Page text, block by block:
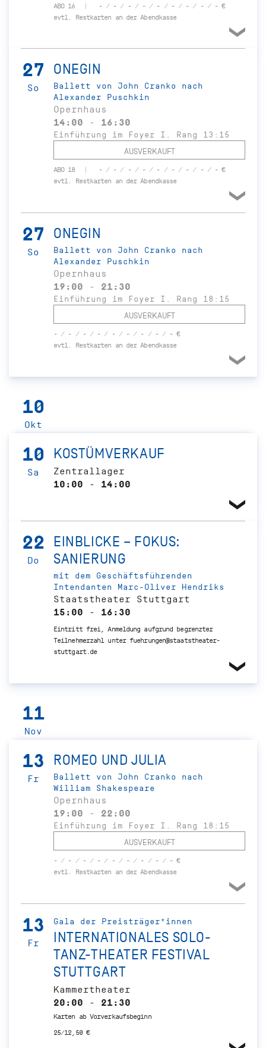
ABO 16
- / - / - / - / - / - / - / - / - €
evtl. Restkarten an der Abendkasse
27
So
ONEGIN
Ballett von John Cranko nach
Alexander Puschkin
Opernhaus
14:00 - 16:30
Einführung im Foyer I. Rang 13:15
AUSVERKAUFT
ABO 18
- / - / - / - / - / - / - / - / - €
evtl. Restkarten an der Abendkasse
27
So
ONEGIN
Ballett von John Cranko nach
Alexander Puschkin
Opernhaus
19:00 - 21:30
Einführung im Foyer I. Rang 18:15
AUSVERKAUFT
- / - / - / - / - / - / - / - / - €
evtl. Restkarten an der Abendkasse
10
Okt
10
Sa
KOSTÜMVERKAUF
Zentrallager
10:00 - 14:00
22
Do
EINBLICKE – FOKUS:
SANIERUNG
mit dem Geschäftsführenden
Intendanten Marc-Oliver Hendriks
Staatstheater Stuttgart
15:00 - 16:30
Eintritt frei, Anmeldung aufgrund begrenzter
Teilnehmerzahl unter fuehrungen@staatstheater-
stuttgart.de
11
Nov
13
Fr
ROMEO UND JULIA
Ballett von John Cranko nach
William Shakespeare
Opernhaus
19:00 - 22:00
Einführung im Foyer I. Rang 18:15
AUSVERKAUFT
- / - / - / - / - / - / - / - / - €
evtl. Restkarten an der Abendkasse
13
Fr
Gala der Preisträger*innen
INTERNATIONALES SOLO-
TANZ-THEATER FESTIVAL
STUTTGART
Kammertheater
20:00 - 21:30
Karten ab Vorverkaufsbeginn
25/12,50 €